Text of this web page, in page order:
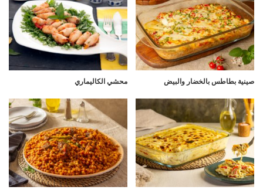
صينية بطاطس بالخضار والبيض محشي الكاليماري